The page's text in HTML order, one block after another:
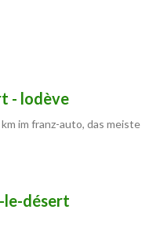
- lodève
im franz-auto, das meiste
le-désert